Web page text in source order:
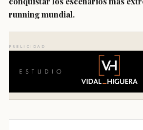
running mundial.
PUBLICIDAD